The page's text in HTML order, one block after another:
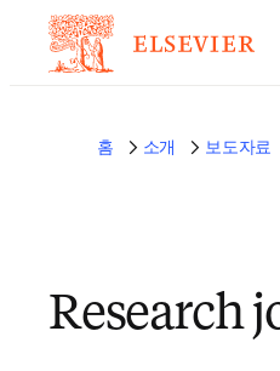
홈 소개 보도자료
Research